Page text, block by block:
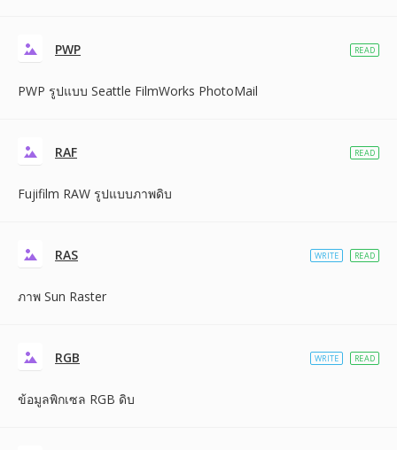
PWP
PWP รูปแบบ Seattle FilmWorks PhotoMail
READ
RAF
Fujifilm RAW รูปแบบภาพดิบ
READ
RAS
ภาพ Sun Raster
WRITE READ
RGB
ข้อมูลพิกเซล RGB ดิบ
WRITE READ